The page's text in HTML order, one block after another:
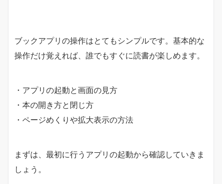
ブックアプリの操作はとてもシンプルです。基本的な
操作だけ覚えれば、誰でもすぐに読書が楽しめます。
・アプリの起動と画面の見方
・本の開き方と閉じ方
・ページめくりや拡大表示の方法
まずは、最初に行うアプリの起動から確認していきま
しょう。